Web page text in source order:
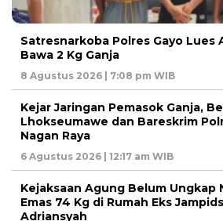
Satresnarkoba Polres Gayo Lues
Bawa 2 Kg Ganja
8 Agustus 2026 | 7:08 pm WIB
Kejar Jaringan Pemasok Ganja,
Lhokseumawe dan Bareskrim
Nagan Raya
6 Agustus 2026 | 12:17 am WIB
Kejaksaan Agung Belum Ungkap
Emas 74 Kg di Rumah Eks
Adriansyah